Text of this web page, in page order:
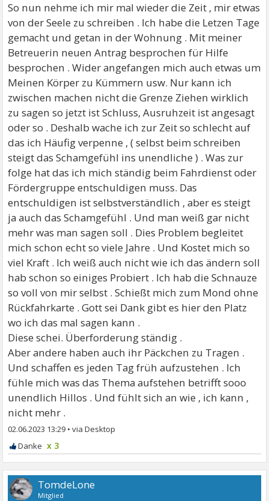
So nun nehme ich mir mal wieder die Zeit , mir etwas
von der Seele zu schreiben . Ich habe die Letzen Tage
gemacht und getan in der Wohnung . Mit meiner
Betreuerin neuen Antrag besprochen für Hilfe
besprochen . Wider angefangen mich auch etwas um
Meinen Körper zu Kümmern usw. Nur kann ich
zwischen machen nicht die Grenze Ziehen wirklich
zu sagen so jetzt ist Schluss, Ausruhzeit ist angesagt
oder so . Deshalb wache ich zur Zeit so schlecht auf
das ich Häufig verpenne , ( selbst beim schreiben
steigt das Schamgefühl ins unendliche ) . Was zur
folge hat das ich mich ständig beim Fahrdienst oder
Fördergruppe entschuldigen muss. Das
entschuldigen ist selbstverständlich , aber es steigt
ja auch das Schamgefühl . Und man weiß gar nicht
mehr was man sagen soll . Dies Problem begleitet
mich schon echt so viele Jahre . Und Kostet mich so
viel Kraft . Ich weiß auch nicht wie ich das ändern soll
hab schon so einiges Probiert . Ich hab die Schnauze
so voll von mir selbst . Schießt mich zum Mond ohne
Rückfahrkarte . Gott sei Dank gibt es hier den Platz
wo ich das mal sagen kann .
Diese schei. Überforderung ständig .
Aber andere haben auch ihr Päckchen zu Tragen .
Und schaffen es jeden Tag früh aufzustehen . Ich
fühle mich was das Thema aufstehen betrifft sooo
unendlich Hillos . Und fühlt sich an wie , ich kann ,
nicht mehr .
02.06.2023 13:29 •
x 3
TomdeLone
Mitglied